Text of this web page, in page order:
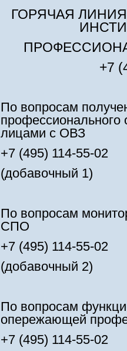
ГОРЯЧАЯ
+7
По вопросам
лицами с ОВЗ
+7 (495) 114-55-02
(добавочный 1)
По вопросам
СПО
+7 (495) 114-55-02
(добавочный 2)
По вопросам
опережающей
+7 (495) 114-55-02